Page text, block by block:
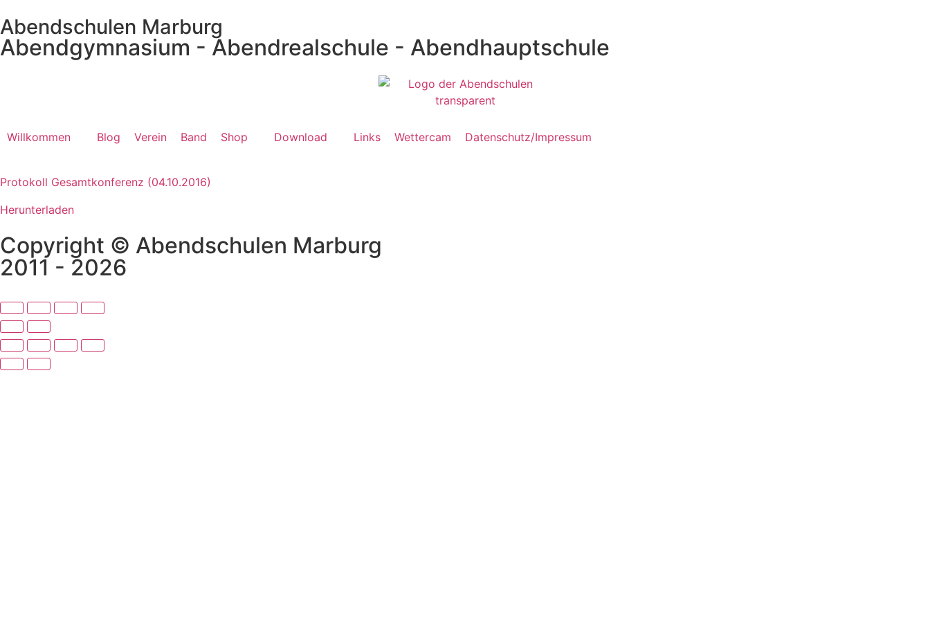
Abendschulen Marburg
Abendgymnasium - Abendrealschule - Abendhauptschule
Willkommen Blog Verein Band Shop Download Links Wettercam Datenschutz/Impressum
Protokoll Gesamtkonferenz (04.10.2016)
Herunterladen
Copyright © Abendschulen Marburg
2011 - 2026